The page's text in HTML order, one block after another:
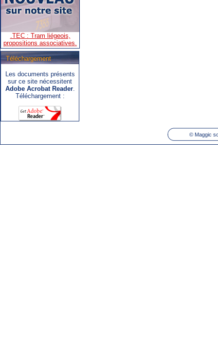
.TEC : Tram liégeois,
propositions associatives.
.SNCB - TEC : Système de
correspondance ARIbus.
Téléchargement
Les documents présents
sur ce site nécessitent
Adobe Acrobat Reader.
Téléchargement :
© Maggic